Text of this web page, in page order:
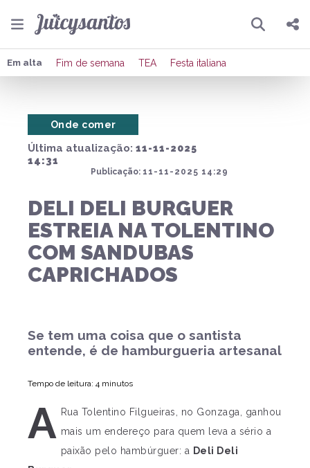
Pesquisar
Compartilhar
Em alta Fim de semana TEA Festa italiana
Última atualização: 11-11-2025
14:31
Publicação: 11-11-2025 14:29
Onde comer
DELI DELI BURGUER
ESTREIA NA TOLENTINO
COM SANDUBAS
CAPRICHADOS
Se tem uma coisa que o santista
entende, é de hamburgueria artesanal
Tempo de leitura: 4 minutos
A Rua Tolentino Filgueiras, no Gonzaga, ganhou
mais um endereço para quem leva a sério a
paixão pelo hambúrguer: a Deli Deli